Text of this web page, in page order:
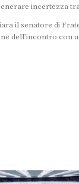
incertezza
il senatore di
dell’incontro con